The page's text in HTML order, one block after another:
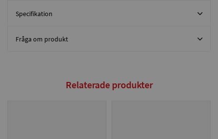
Specifikation
Fråga om produkt
Relaterade produkter